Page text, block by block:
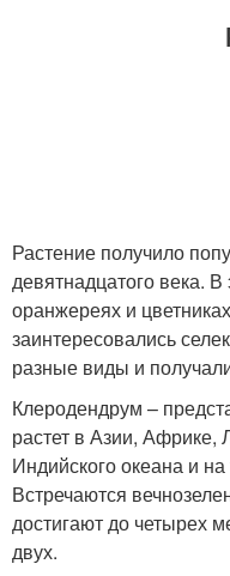
Растение получило
девятнадцатого века.
оранжереях и
заинтересовались
разные виды и
Клеродендрум –
растет в Азии, Африке,
Индийского океана и
Встречаются
достигают до четырех
двух.